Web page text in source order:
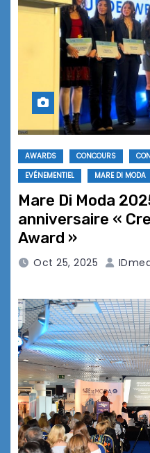
AWARDS CONCOURS
EVÉNEMENTIEL
MARE DI MODA
Mare Di Moda
anniversaire «
Award »
Oct 25, 2025